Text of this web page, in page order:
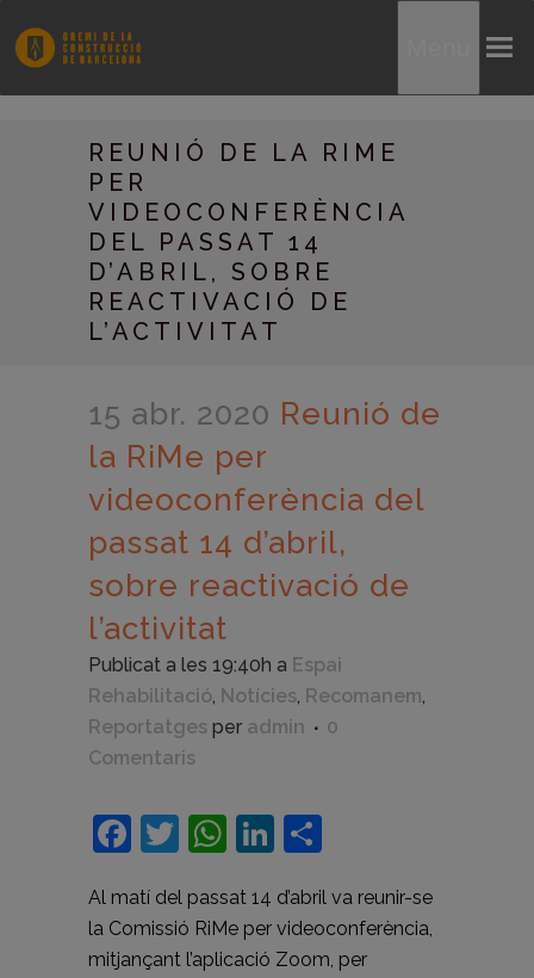
REUNIÓ DE LA RIME
PER
VIDEOCONFERÈNCIA
DEL PASSAT 14
D’ABRIL, SOBRE
REACTIVACIÓ DE
L’ACTIVITAT
15 abr. 2020 Reunió de
la RiMe per
videoconferència del
passat 14 d’abril,
sobre reactivació de
l’activitat
Publicat a les 19:40h a Espai
Rehabilitació, Notícies, Recomanem,
Reportatges per admin
0
Comentaris
Facebook
Twitter
WhatsApp
LinkedIn
Al matí del passat 14 d’abril va reunir-se
la Comissió RiMe per videoconferència,
mitjançant l’aplicació Zoom, per